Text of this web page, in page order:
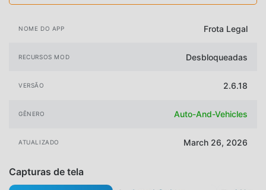
NOME DO APP Frota Legal
RECURSOS MOD Desbloqueadas
VERSÃO 2.6.18
GÊNERO Auto-And-Vehicles
ATUALIZADO March 26, 2026
Capturas de tela